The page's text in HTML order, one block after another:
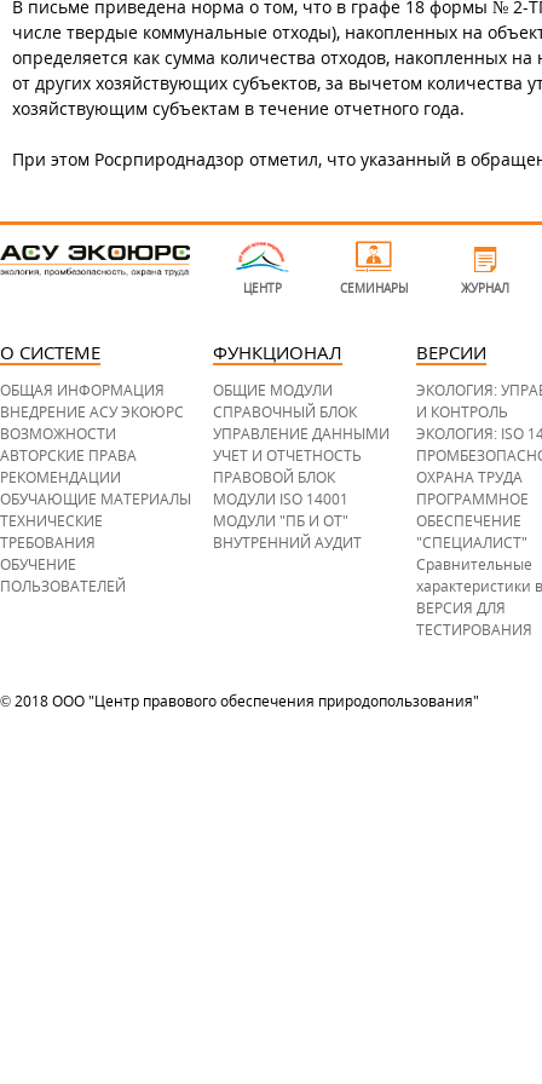
В письме приведена норма о том, что в графе 18 формы № 2-
числе твердые коммунальные отходы), накопленных на
определяется как сумма количества отходов, накопленных
от других хозяйствующих субъектов, за вычетом
хозяйствующим субъектам в течение отчетного года.
При этом Росрпироднадзор отметил, что указанный в
l
o
o
t
t
o
m
.
p
n
g
ЦЕНТР СЕМИНАРЫ ЖУРНАЛ
О СИСТЕМЕ
ОБЩАЯ ИНФОРМАЦИЯ
ВНЕДРЕНИЕ АСУ ЭКОЮРС
ВОЗМОЖНОСТИ
АВТОРСКИЕ ПРАВА
РЕКОМЕНДАЦИИ
ОБУЧАЮЩИЕ МАТЕРИАЛЫ
ТЕХНИЧЕСКИЕ
ТРЕБОВАНИЯ
ОБУЧЕНИЕ
ПОЛЬЗОВАТЕЛЕЙ
ФУНКЦИОНАЛ
ОБЩИЕ МОДУЛИ
СПРАВОЧНЫЙ БЛОК
УПРАВЛЕНИЕ ДАННЫМИ
УЧЕТ И ОТЧЕТНОСТЬ
ПРАВОВОЙ БЛОК
МОДУЛИ ISO 14001
МОДУЛИ "ПБ И ОТ"
ВНУТРЕННИЙ АУДИТ
ВЕРСИИ
ЭКОЛОГИЯ:
И КОНТРОЛЬ
ЭКОЛОГИЯ: ISO
ОХРАНА ТРУДА
ПРОГРАММНОЕ
ОБЕСПЕЧЕНИЕ
"СПЕЦИАЛИСТ"
Сравнительные
характеристики
ВЕРСИЯ ДЛЯ
ТЕСТИРОВАНИЯ
© 2018 ООО "Центр правового обеспечения природопользования"